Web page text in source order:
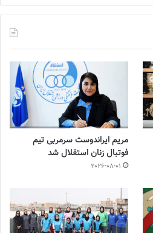
مریم ایراندوست سرمربی تیم
فوتبال زنان استقلال شد
2026-08-01